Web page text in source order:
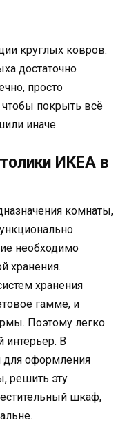
круглых ковров.
достаточно
просто
покрыть всё
иначе.
ИКЕА в
комнаты,
необходимо
хранения.
хранения
гамме, и
Поэтому легко
В
для оформления
решить эту
шкаф,